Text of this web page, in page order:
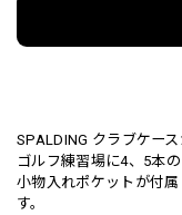
SPALDING クラブケース
ゴルフ練習場に4、5本
小物入れポケットが付
す。